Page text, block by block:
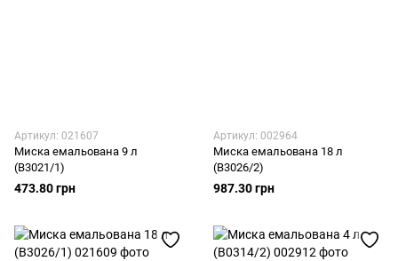
Артикул: 021607
Миска емальована 9 л
(В3021/1)
473.80 грн
Артикул: 002964
Миска емальована 18 л
(В3026/2)
987.30 грн